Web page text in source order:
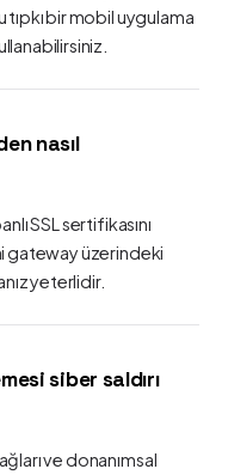
bir mobil uygulama
nasıl
SSL sertifikasını
gateway üzerindeki
yeterlidir.
siber saldırı
ve donanımsal